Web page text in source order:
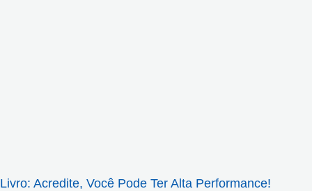
Livro: Acredite, Você Pode Ter Alta Performance!